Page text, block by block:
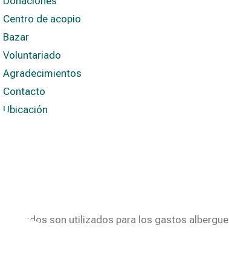
Centro de acopio
Bazar
Voluntariado
Agradecimientos
Contacto
Ubicación
fondos son utilizados para los gastos albergue